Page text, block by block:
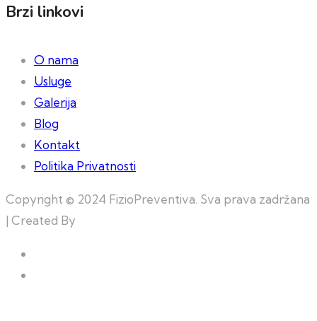
Brzi linkovi
O nama
Usluge
Galerija
Blog
Kontakt
Politika Privatnosti
Copyright © 2024 FizioPreventiva. Sva prava zadržana
| Created By